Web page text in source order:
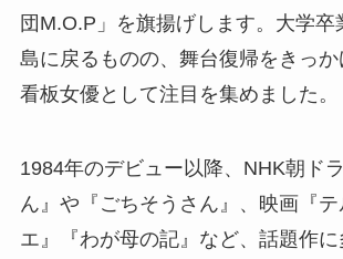
団M.O.P」を旗揚げします。大学卒
島に戻るものの、舞台復帰をきっ
看板女優として注目を集めました。
1984年のデビュー以降、NHK朝ド
ん』や『ごちそうさん』、映画『
エ』『わが母の記』など、話題作